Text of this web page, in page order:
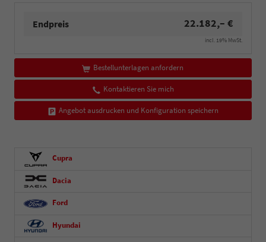
Endpreis 22.182,– €
incl. 19% MwSt.
Bestellunterlagen anfordern
Kontaktieren Sie mich
Angebot ausdrucken und Konfiguration speichern
Cupra
Dacia
Ford
Hyundai